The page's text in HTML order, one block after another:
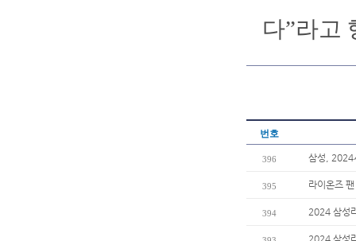
다”라고
번호
396 삼성, 2024
395 라이온즈
394 2024 삼성
2024 삼성